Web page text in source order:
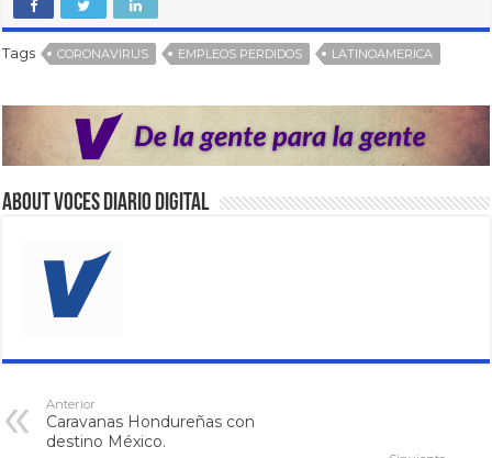
Tags CORONAVIRUS EMPLEOS PERDIDOS LATINOAMERICA
About VOCES Diario digital
Anterior
Caravanas Hondureñas con
destino México.